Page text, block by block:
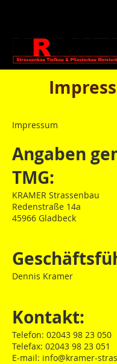
Impressum
Angaben
TMG:
KRAMER Strassenbau
Redenstraße 14a
45966 Gladbeck
Dennis Kramer
Kontakt:
Telefon: 02043 98 23 050
Telefax: 02043 98 23 051
E-mail: info@kramer-